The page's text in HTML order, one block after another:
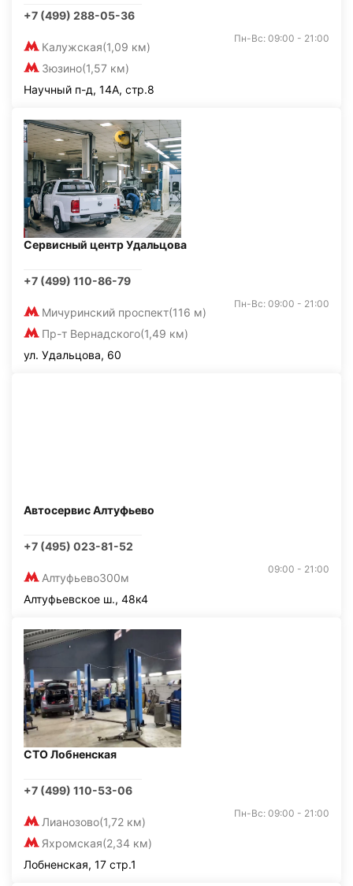
+7 (499) 288-05-36
Калужская(1,09 км)
Зюзино(1,57 км)
Пн-Вс: 09:00 - 21:00
Научный п-д, 14А, стр.8
Сервисный центр Удальцова
+7 (499) 110-86-79
Мичуринский проспект(116 м)
Пр-т Вернадского(1,49 км)
Пн-Вс: 09:00 - 21:00
ул. Удальцова, 60
Автосервис Алтуфьево
+7 (495) 023-81-52
Алтуфьево300м
09:00 - 21:00
Алтуфьевское ш., 48к4
СТО Лобненская
+7 (499) 110-53-06
Лианозово(1,72 км)
Яхромская(2,34 км)
Пн-Вс: 09:00 - 21:00
Лобненская, 17 стр.1